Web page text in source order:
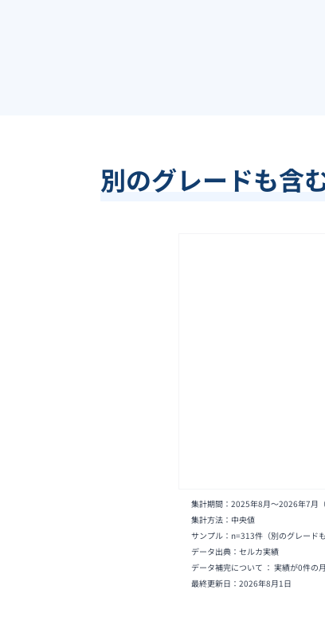
別のグレードも含
集計期間： 2025年8月〜2026年7月
集計方法：中央値
サンプル：n=313件 （別のグレード
データ出典：セルカ実績
データ補完について ： 実績が0件の
最終更新日： 2026年8月1日